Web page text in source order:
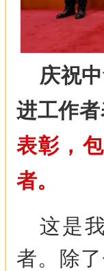
庆祝
进工作
表彰，
者。
这是
者。除